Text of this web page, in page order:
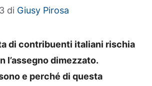
di Giusy Pirosa
di contribuenti italiani rischia
l’assegno dimezzato.
e perché di questa